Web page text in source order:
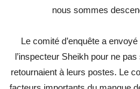
nous sommes
Le comité d’enquête a
l’inspecteur Sheikh pour ne
retournaient à leurs postes. Le